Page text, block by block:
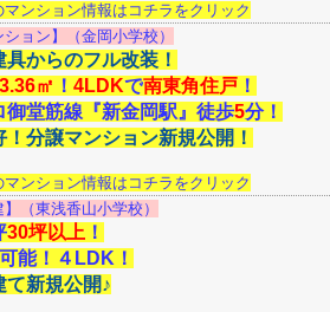
ンション情報はコチラをクリック
ション】（金岡小学校）
具からのフル改装！
㎡ ！ 4LDKで南東角住戸 ！
御堂筋線『新金岡駅』徒歩5分！
分譲マンション新規公開！
ンション情報はコチラをクリック
】（東浅香山小学校）
30坪以上 ！
可能！４LDK！
て新規公開♪